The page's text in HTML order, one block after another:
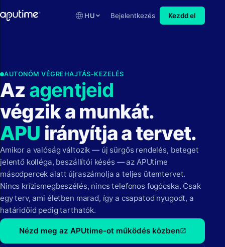
HU Bejelentkezés Kezdd el
AUTONÓM VÉGREHAJTÁS-KEZELÉS
Azagentjeid
végzik a munkát.
APU irányítja a tervet.
Amikor a valóság változik — új sürgős rendelés, beteget
jelentő kolléga, beszállítói késés — az APUtime
másodpercek alatt újraszámolja a teljes ütemtervet.
Nincs krízismegbeszélés, nincs telefonos fogócska. Csak
egy terv, ami életben marad, így a csapatod nyugodt, a
határidőid pedig tarthatók.
Nézd meg az APUtime-ot működés közbenopen_in_new